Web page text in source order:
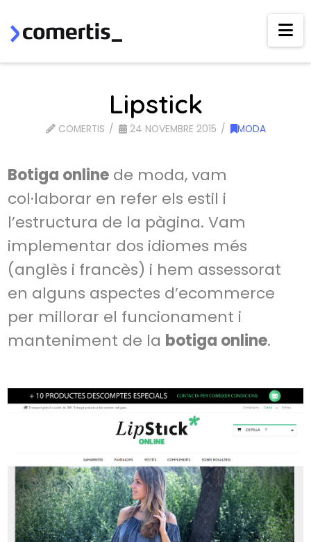
Lipstick
COMERTIS 24 NOVEMBRE 2015 MODA
Botiga online de moda, vam
col·laborar en refer els estil i
l’estructura de la pàgina. Vam
implementar dos idiomes més
(anglès i francès) i hem assessorat
en alguns aspectes d’ecommerce
per millorar el funcionament i
manteniment de la botiga online.